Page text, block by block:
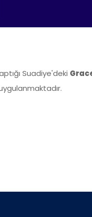
Suadiye'deki